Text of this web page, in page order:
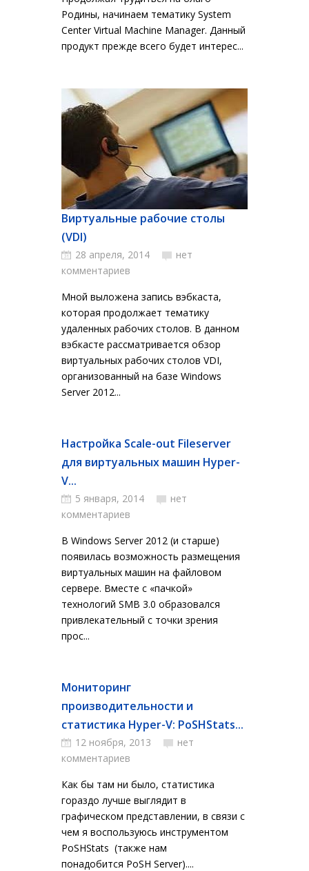
Родины, начинаем тематику System
Center Virtual Machine Manager. Данный
продукт прежде всего будет интерес...
Виртуальные рабочие столы
(VDI)
28 апреля, 2014
нет
комментариев
Мной выложена запись вэбкаста,
которая продолжает тематику
удаленных рабочих столов. В данном
вэбкасте рассматривается обзор
виртуальных рабочих столов VDI,
организованный на базе Windows
Server 2012...
Настройка Scale-out Fileserver
для виртуальных машин Hyper-
V...
5 января, 2014
нет
комментариев
В Windows Server 2012 (и старше)
появилась возможность размещения
виртуальных машин на файловом
сервере. Вместе с «пачкой»
технологий SMB 3.0 образовался
привлекательный с точки зрения
прос...
Мониторинг
производительности и
статистика Hyper-V: PoSHStats...
12 ноября, 2013
нет
комментариев
Как бы там ни было, статистика
гораздо лучше выглядит в
графическом представлении, в связи с
чем я воспользуюсь инструментом
PoSHStats (также нам
понадобится PoSH Server)....